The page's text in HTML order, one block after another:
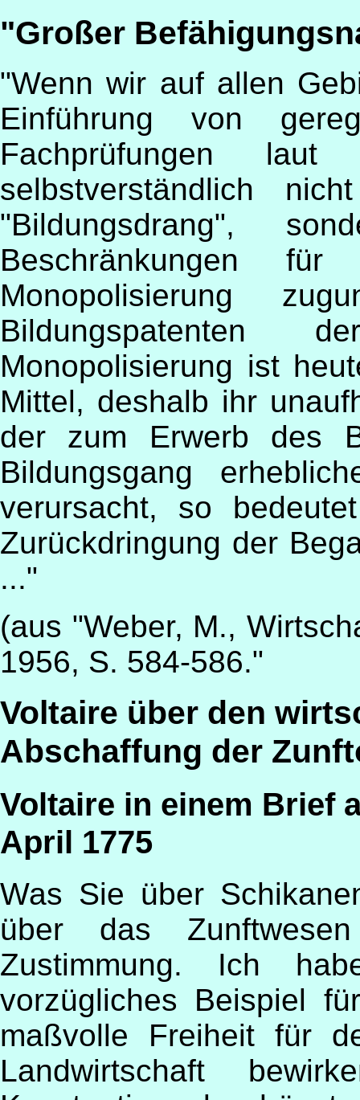
"Großer
"Wenn wir auf allen
Einführung von
Fachprüfungen
selbstverständlich
"Bildungsdrang",
Beschränkungen
Monopolisierung
Monopolisierung ist
Mittel, deshalb ihr
der zum Erwerb des
Bildungsgang
verursacht, so
Zurückdringung der
..."
(aus "Weber, M.,
1956, S. 584-586."
Voltaire über den
Abschaffung der
Voltaire in einem Brief
April 1775
Was Sie über
über das
Zustimmung. Ich
vorzügliches Beispiel
maßvolle Freiheit für
Landwirtschaft